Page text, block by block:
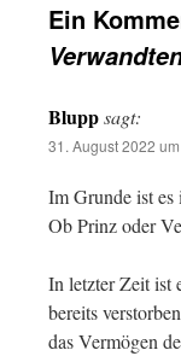
Ein
Bluppsagt:
31. August 2022
Im Grunde ist es
Ob Prinz oder
In letzter Zeit ist
bereits
das Vermögen